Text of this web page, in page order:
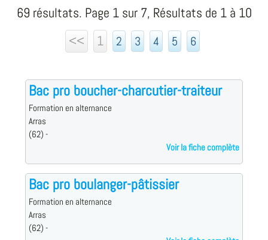
69 résultats. Page 1 sur 7, Résultats de 1 à 10
<<
1 2 3 4 5 6
Bac pro boucher-charcutier-traiteur
Formation en alternance
Arras
(62) -
Voir la fiche complète
Bac pro boulanger-pâtissier
Formation en alternance
Arras
(62) -